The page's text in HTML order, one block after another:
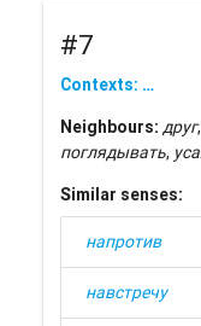
#7
Contexts: …
Neighbours: друг,
поглядывать,
Similar senses:
напротив
навстречу